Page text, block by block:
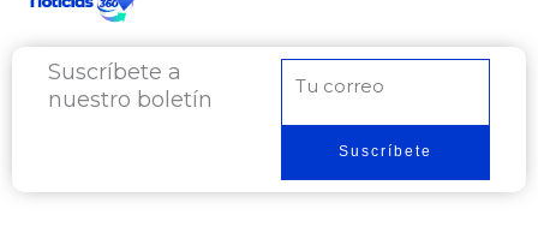
Suscríbete a
nuestro boletín
electrónico
Suscríbete